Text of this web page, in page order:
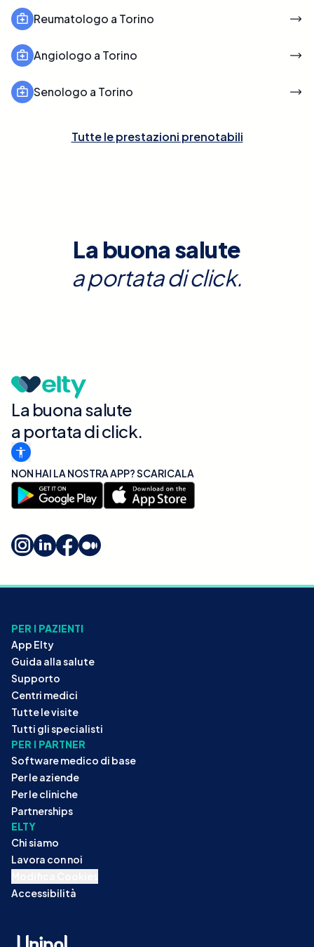
Reumatologo a Torino
Angiologo a Torino
Senologo a Torino
Tutte le prestazioni prenotabili
La buona salute
a portata di click.
La buona salute
a portata di click.
NON HAI LA NOSTRA APP? SCARICALA
PER I PAZIENTI
App Elty
Guida alla salute
Supporto
Centri medici
Tutte le visite
Tutti gli specialisti
PER I PARTNER
Software medico di base
Per le aziende
Per le cliniche
Partnerships
ELTY
Chi siamo
Lavora con noi
Accessibilità